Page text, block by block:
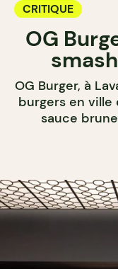
CRITIQUE
OG
OG Burger, à
burgers en
sauce